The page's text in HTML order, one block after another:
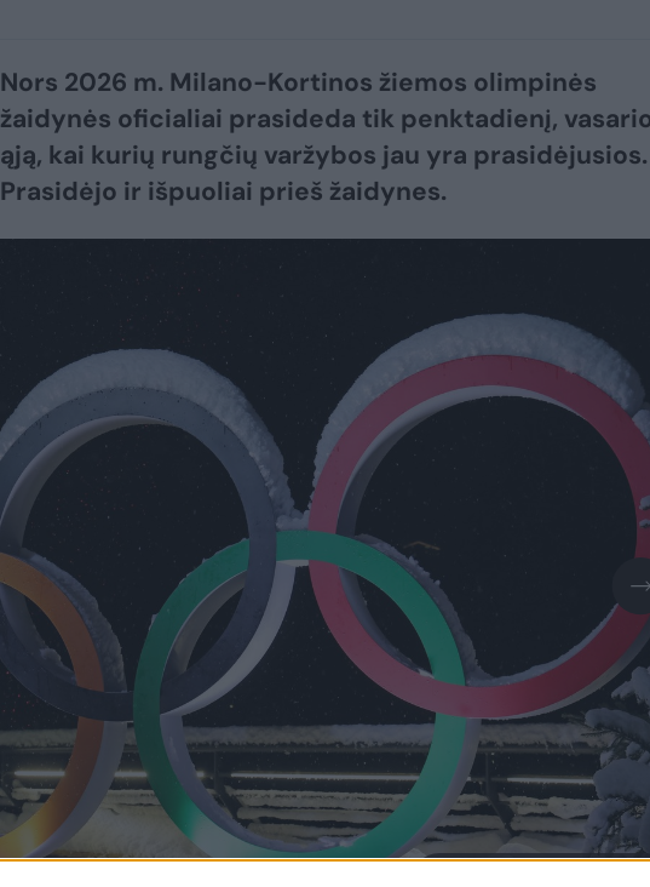
Nors 2026 m. Milano-Kortinos žiemos olimpinės
žaidynės oficialiai prasideda tik penktadienį,
ąją, kai kurių rungčių varžybos jau yra prasidėjusios.
Prasidėjo ir išpuoliai prieš žaidynes.